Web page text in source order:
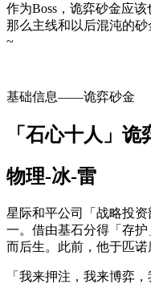
作为Boss，诡弈砂金应
那么主线和以后混沌的
~
基础信息——诡弈砂金
「石心十人」诡
物理-冰-雷
星际和平公司「战略投
一。借由基石分得「存
而后生。此前，他于匹诺
「我来押注，我来博弈